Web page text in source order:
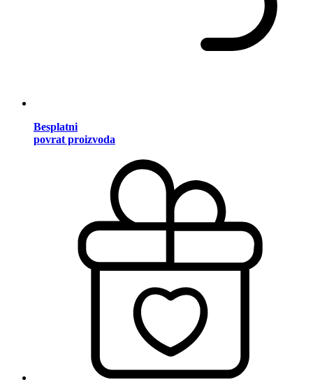
Besplatni
povrat proizvoda